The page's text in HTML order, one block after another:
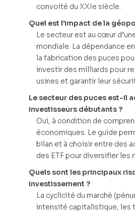
convoité du XXIe siècle.
Quel est l’impact de la
Le secteur est au cœur
mondiale. La dépendance
la fabrication des puces
investir des milliards pour
usines et garantir leur
Le secteur des puces est-il
investisseurs débutants ?
Oui, à condition de
économiques. Le guide
bilan et à choisir entre des
des ETF pour diversifier les
Quels sont les principaux
investissement ?
La cyclicité du marché
intensité capitalistique, les